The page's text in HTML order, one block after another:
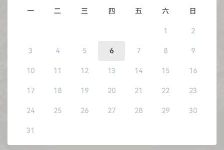
一 二 三 四 五 六 日
1 2
3 4 5 6 7 8 9
10 11 12 13 14 15 16
17 18 19 20 21 22 23
24 25 26 27 28 29 30
31